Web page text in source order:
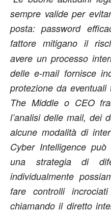
sempre valide per
posta: password
fattore mitigano il
avere un processo
delle e-mail fornisce
protezione da
The Middle o CEO
l’analisi delle mail, dei
alcune modalità di
Cyber Intelligence
una strategia di
individualmente
fare controlli
chiamando il diretto